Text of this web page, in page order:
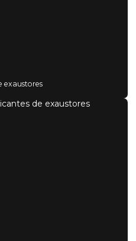
exaustores